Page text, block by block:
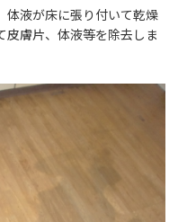
体液が床に張り付いて乾燥
皮膚片、体液等を除去しま